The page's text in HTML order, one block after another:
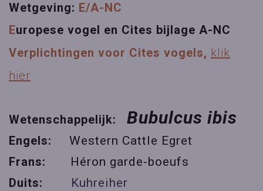
Wetgeving: E/A-NC
Europese vogel en Cites bijlage A-NC
Verplichtingen voor Cites vogels, klik
hier
Wetenschappelijk: Bubulcus ibis
Engels: Western Cattle Egret
Frans: Héron garde-boeufs
Duits: Kuhreiher